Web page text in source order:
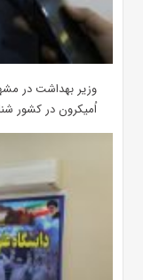
وزیر بهداشت در
اُمیکرون در کشور